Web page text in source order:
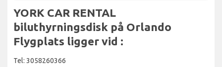
YORK CAR RENTAL
biluthyrningsdisk på Orlando
Flygplats ligger vid :
Tel: 3058260366